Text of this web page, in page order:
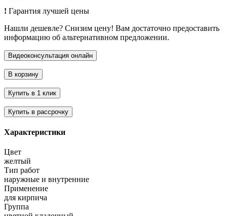
! Гарантия лучшей цены
Нашли дешевле? Снизим цену! Вам достаточно предоставить
информацию об альтернативном предложении.
Характеристики
Цвет
желтый
Тип работ
наружные и внутренние
Применение
для кирпича
Группа